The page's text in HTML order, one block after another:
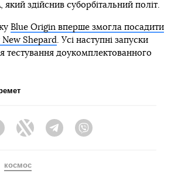
здійснив суборбітальний політ.
Blue Origin вперше змогла посадити
New Shepard. Усі наступні запуски
тестування доукомплектованного
FacebookTwitter Telegram
космос